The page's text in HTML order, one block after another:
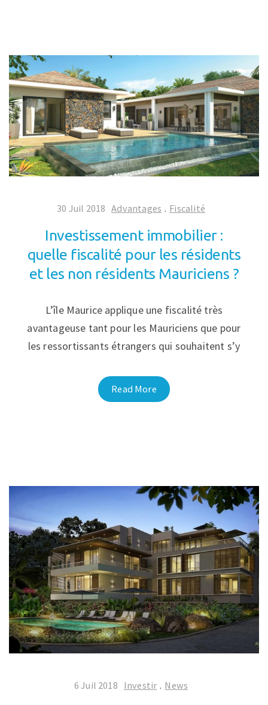
30 Juil 2018 Advantages . Fiscalité
Investissement immobilier :
quelle fiscalité pour les résidents
et les non résidents Mauriciens ?
L’île Maurice applique une fiscalité très
avantageuse tant pour les Mauriciens que pour
les ressortissants étrangers qui souhaitent s’y
Read More
6 Juil 2018 Investir . News